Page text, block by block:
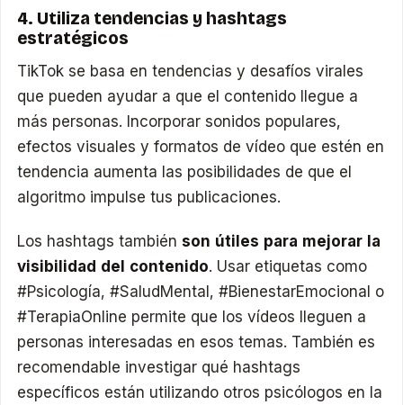
4. Utiliza tendencias y hashtags
estratégicos
TikTok se basa en tendencias y desafíos virales
que pueden ayudar a que el contenido llegue a
más personas. Incorporar sonidos populares,
efectos visuales y formatos de vídeo que estén en
tendencia aumenta las posibilidades de que el
algoritmo impulse tus publicaciones.
Los hashtags tambiénson útiles para mejorar la
visibilidad del contenido. Usar etiquetas como
#Psicología, #SaludMental, #BienestarEmocional o
#TerapiaOnline permite que los vídeos lleguen a
personas interesadas en esos temas. También es
recomendable investigar qué hashtags
específicos están utilizando otros psicólogos en la